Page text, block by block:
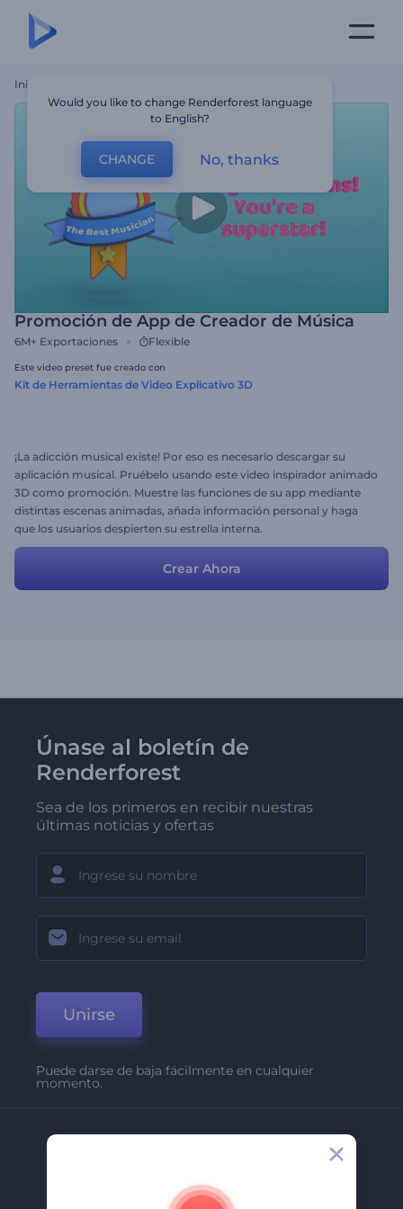
Inicio
Promoción de App de Creador de Música
6M+ Exportaciones Flexible
Este video preset fue creado con
Kit de Herramientas de Video Explicativo 3D
¡La adicción musical existe! Por eso es necesario descargar su
aplicación musical. Pruébelo usando este video inspirador animado
3D como promoción. Muestre las funciones de su app mediante
distintas escenas animadas, añada información personal y haga
que los usuarios despierten su estrella interna.
Crear Ahora
Únase al boletín de
Renderforest
Sea de los primeros en recibir nuestras
últimas noticias y ofertas
Unirse
Puede darse de baja fácilmente en cualquier
momento.
Would you like to change Renderforest language
to English?
CHANGE No, thanks